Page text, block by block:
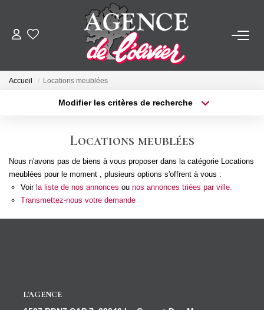
ACHETER
FAIRE GÉRER
SYNDIC
Accueil Locations meublées
Modifier les critères de recherche
Budget max
Locations meublées
Nous n'avons pas de biens à vous proposer dans la catégorie Locations
meublées pour le moment , plusieurs options s'offrent à vous :
Voir la liste de nos annonces ou nos annonces triées par ville.
Transmettez-nous votre demande
L'AGENCE